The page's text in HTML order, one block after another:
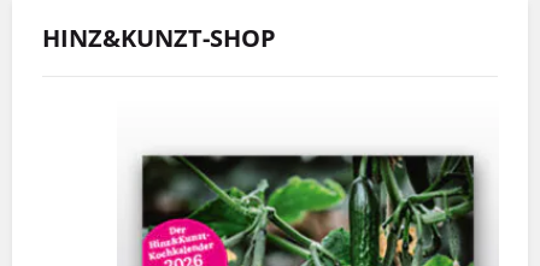
HINZ&KUNZT-SHOP